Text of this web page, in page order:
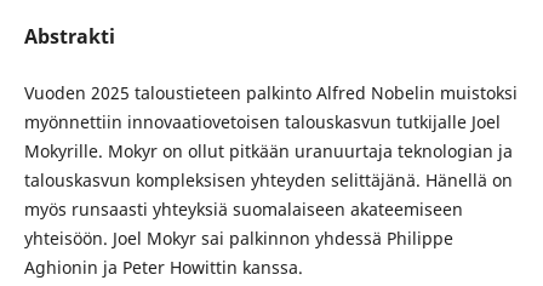
Abstrakti
Vuoden 2025 taloustieteen palkinto Alfred Nobelin muistoksi
myönnettiin innovaatiovetoisen talouskasvun tutkijalle Joel
Mokyrille. Mokyr on ollut pitkään uranuurtaja teknologian ja
talouskasvun kompleksisen yhteyden selittäjänä. Hänellä on
myös runsaasti yhteyksiä suomalaiseen akateemiseen
yhteisöön. Joel Mokyr sai palkinnon yhdessä Philippe
Aghionin ja Peter Howittin kanssa.